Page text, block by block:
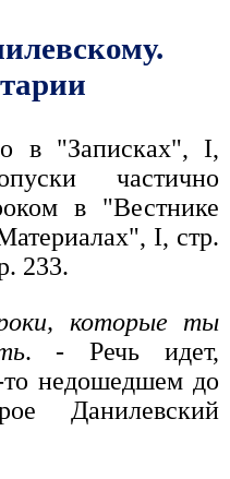
в "Записках", I,
частично
в "Вестнике
I, стр.
233.
которые ты
. - Речь идет,
недошедшем до
Данилевский